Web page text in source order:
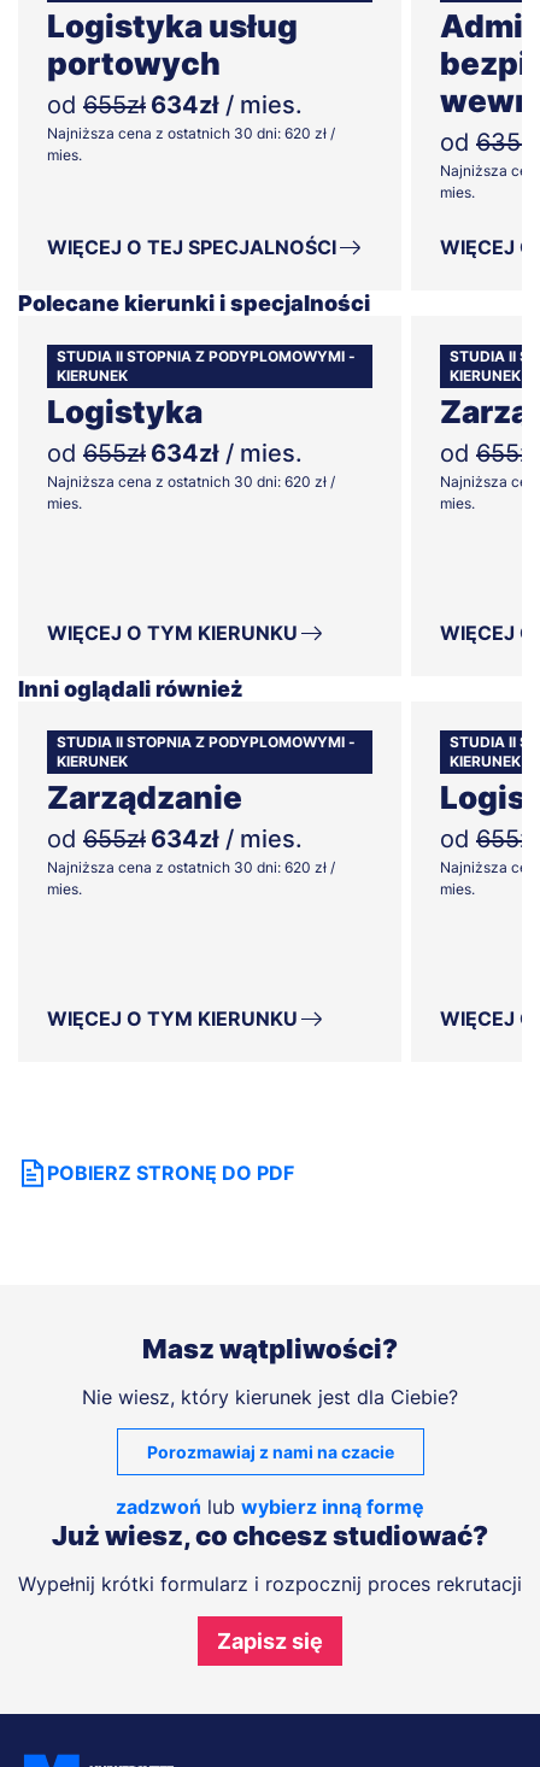
Logistyka usług
portowych
od 655zł 634zł / mies.
Najniższa cena z ostatnich 30 dni: 620 zł /
mies.
WIĘCEJ O TEJ SPECJALNOŚCI
od 635zł
Najniższa
mies.
WIĘCEJ
Polecane kierunki i specjalności
STUDIA II STOPNIA Z PODYPLOMOWYMI -
KIERUNEK
Logistyka
od 655zł 634zł / mies.
Najniższa cena z ostatnich 30 dni: 620 zł /
mies.
WIĘCEJ O TYM KIERUNKU
STUDIA II
KIERUNEK
od 655zł
Najniższa
mies.
WIĘCEJ
Inni oglądali również
STUDIA II STOPNIA Z PODYPLOMOWYMI -
KIERUNEK
Zarządzanie
od 655zł 634zł / mies.
Najniższa cena z ostatnich 30 dni: 620 zł /
mies.
WIĘCEJ O TYM KIERUNKU
STUDIA II
KIERUNEK
od 655zł
Najniższa
mies.
WIĘCEJ
POBIERZ STRONĘ DO PDF
Masz wątpliwości?
Nie wiesz, który kierunek jest dla Ciebie?
Porozmawiaj z nami na czacie
zadzwoń lub wybierz inną formę
Już wiesz, co chcesz studiować?
Wypełnij krótki formularz i rozpocznij proces rekrutacji
Zapisz się